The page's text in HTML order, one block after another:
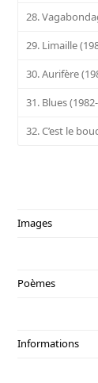
28.
29. Limaille
30. Aurifère
31. Blues
32. C’est le
Images
Poèmes
Informations